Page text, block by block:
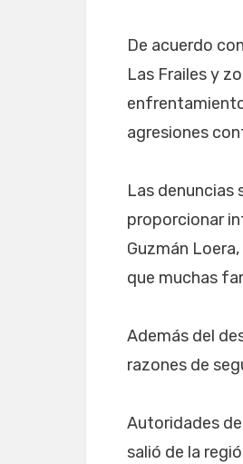
De acuerdo
Las Frailes y
agresiones
Las denuncias
proporcionar
Guzmán
que muchas
Además del
razones de
Autoridades
salió de la